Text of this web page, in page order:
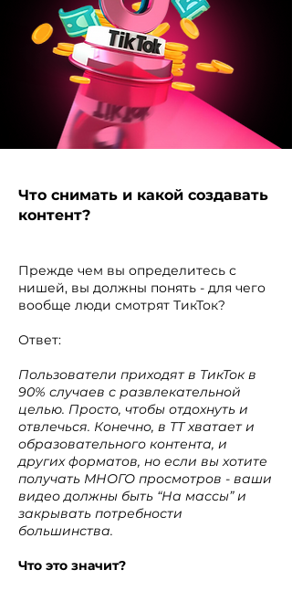
Что снимать и какой создавать
контент?
Прежде чем вы определитесь с
нишей, вы должны понять - для чего
вообще люди смотрят ТикТок?
Ответ:
Пользователи приходят в ТикТок в
90% случаев с развлекательной
целью. Просто, чтобы отдохнуть и
отвлечься. Конечно, в ТТ хватает и
образовательного контента, и
других форматов, но если вы хотите
получать МНОГО просмотров - ваши
видео должны быть “На массы” и
закрывать потребности
большинства.
Что это значит?